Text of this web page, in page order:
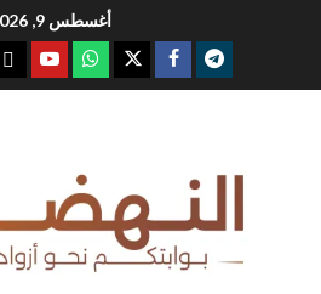
أغسطس 9, 2026
telegram
facebook
x
whatsap
youtube